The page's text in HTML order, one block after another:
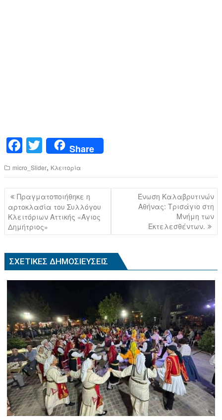
F
a
c
e
b
o
o
k
T
wi
tt
er
Share
micro_Slider, Κλειτορία
Πλοήγηση
άρθρων
Πραγματοποιήθηκε η
αρτοκλασία του Συλλόγου
Κλειτόριων Αττικής «Άγιος
Δημήτριος»
Ένωση Καλαβρυτινών
Αθήνας: Τρισάγιο στη
Μνήμη των
Εκτελεσθέντων.
ΣΧΕΤΙΚΈΣ ΔΗΜΟΣΙΕΎΣΕΙΣ